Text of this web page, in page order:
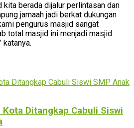
kita berada dijalur perlintasan dan
jamaah jadi berkat dukungan
pengurus masjid sangat
total masjid ini menjadi masjid
katanya.
Ditangkap Cabuli Siswi